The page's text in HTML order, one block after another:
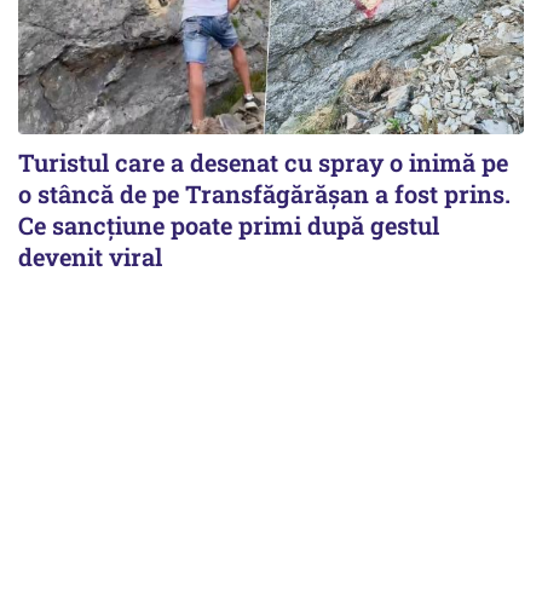
Turistul care a desenat cu spray o inimă pe
o stâncă de pe Transfăgărășan a fost prins.
Ce sancțiune poate primi după gestul
devenit viral